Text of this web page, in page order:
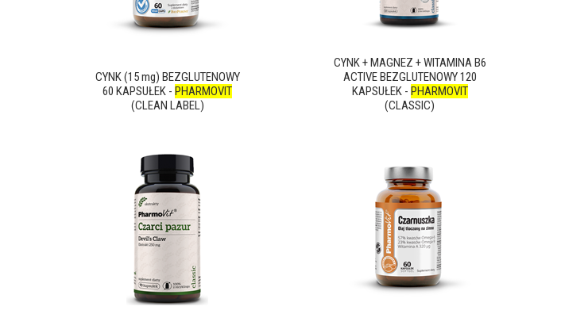
CYNK (15 mg) BEZGLUTENOWY
60 KAPSUŁEK - PHARMOVIT
(CLEAN LABEL)
CYNK + MAGNEZ + WITAMINA B6
ACTIVE BEZGLUTENOWY 120
KAPSUŁEK - PHARMOVIT
(CLASSIC)